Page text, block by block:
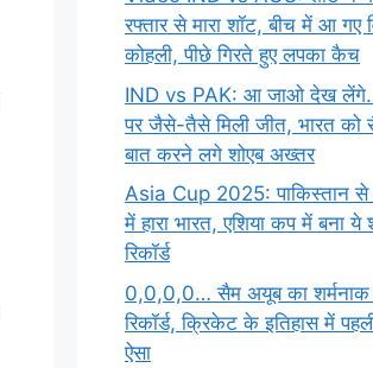
रफ्तार से मारा शॉट, बीच में आ गए
कोहली, पीछे गिरते हुए लपका कैच
IND vs PAK: आ जाओ देख लेंगे…
पर जैसे-तैसे मिली जीत, भारत को
बात करने लगे शोएब अख्तर
Asia Cup 2025: पाकिस्तान से
में हारा भारत, एशिया कप में बना ये
रिकॉर्ड
0,0,0,0… सैम अयूब का शर्मनाक
रिकॉर्ड, क्रिकेट के इतिहास में
ऐसा